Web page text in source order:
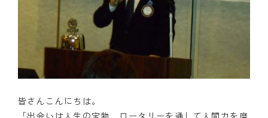
皆さんこんにちは。
「出会いは人生の宝物 ロータリーを通して人間力を磨